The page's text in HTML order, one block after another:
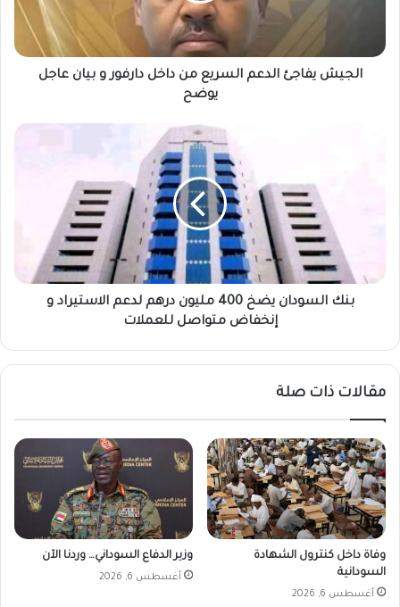
بيان
الجيش يفاجئ الدعم السريع من داخل دارفور و بيان عاجل
يوضح
الاستيراد
إنخفاض
بنك السودان يضخ 400 مليون درهم لدعم الاستيراد و
إنخفاض متواصل للعملات
مقالات ذات صلة
وفاة داخل كنترول الشهادة
السودانية
أغسطس 6, 2026
وزير الدفاع السوداني… وردنا الآن
أغسطس 6, 2026